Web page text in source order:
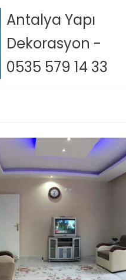
Antalya Yapı
Dekorasyon -
0535 579 14 33